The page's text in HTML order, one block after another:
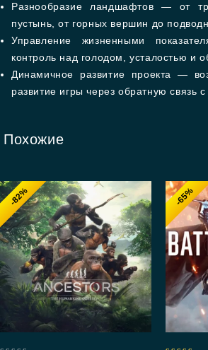
Разнообразие ландшафтов — от
пустынь, от горных вершин до
Управление жизненными
контроль над голодом, усталостью и
Динамичное развитие проекта —
развитие игры через обратную связь
Похожие
-82% -65%